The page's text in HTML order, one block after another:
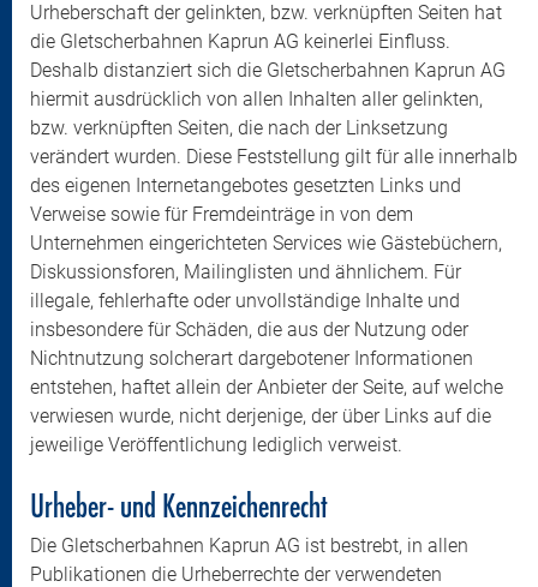
Urheberschaft der gelinkten, bzw. verknüpften Seiten hat
die Gletscherbahnen Kaprun AG keinerlei Einfluss.
Deshalb distanziert sich die Gletscherbahnen Kaprun AG
hiermit ausdrücklich von allen Inhalten aller gelinkten,
bzw. verknüpften Seiten, die nach der Linksetzung
verändert wurden. Diese Feststellung gilt für alle innerhalb
des eigenen Internetangebotes gesetzten Links und
Verweise sowie für Fremdeinträge in von dem
Unternehmen eingerichteten Services wie Gästebüchern,
Diskussionsforen, Mailinglisten und ähnlichem. Für
illegale, fehlerhafte oder unvollständige Inhalte und
insbesondere für Schäden, die aus der Nutzung oder
Nichtnutzung solcherart dargebotener Informationen
entstehen, haftet allein der Anbieter der Seite, auf welche
verwiesen wurde, nicht derjenige, der über Links auf die
jeweilige Veröffentlichung lediglich verweist.
Urheber- und Kennzeichenrecht
Die Gletscherbahnen Kaprun AG ist bestrebt, in allen
Publikationen die Urheberrechte der verwendeten